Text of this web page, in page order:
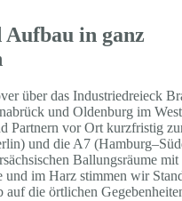
in ganz
über das Industriedreieck
und Oldenburg im
Partnern vor Ort kurzfristig
und die A7
Ballungsräume mit
und im Harz stimmen wir
auf die örtlichen